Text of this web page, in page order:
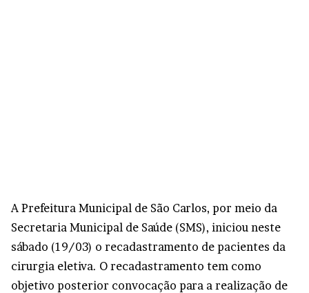
A Prefeitura Municipal de São Carlos, por meio da
Secretaria Municipal de Saúde (SMS), iniciou neste
sábado (19/03) o recadastramento de pacientes da
cirurgia eletiva. O recadastramento tem como
objetivo posterior convocação para a realização de